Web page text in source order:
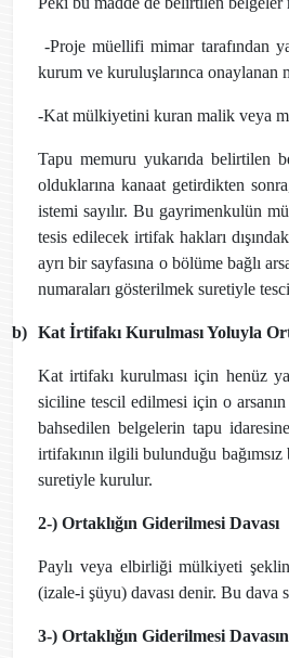
-Proje müellifi mimar tarafından
kurum ve kuruluşlarınca onaylanan
-Kat mülkiyetini kuran malik veya
Tapu memuru yukarıda belirtilen
olduklarına kanaat getirdikten
istemi sayılır. Bu gayrimenkulün
tesis edilecek irtifak hakları
ayrı bir sayfasına o bölüme bağlı
numaraları gösterilmek suretiyle
b) Kat İrtifakı Kurulması Yoluyla
Kat irtifakı kurulması için henüz
siciline tescil edilmesi için o
bahsedilen belgelerin tapu
irtifakının ilgili bulunduğu
suretiyle kurulur.
2-) Ortaklığın Giderilmesi Davası
Paylı veya elbirliği mülkiyeti
(izale-i şüyu) davası denir. Bu dava
3-) Ortaklığın Giderilmesi